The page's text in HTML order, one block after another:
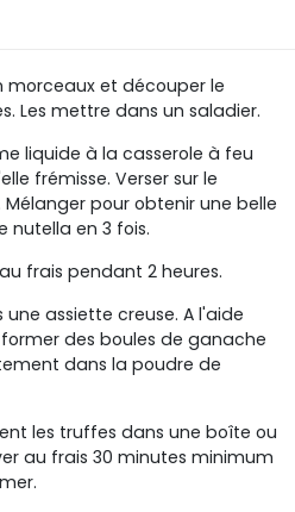
morceaux et découper le
Les mettre dans un saladier.
liquide à la casserole à feu
frémisse. Verser sur le
pour obtenir une belle
nutella en 3 fois.
frais pendant 2 heures.
assiette creuse. A l'aide
des boules de ganache
dans la poudre de
les truffes dans une boîte ou
au frais 30 minutes minimum